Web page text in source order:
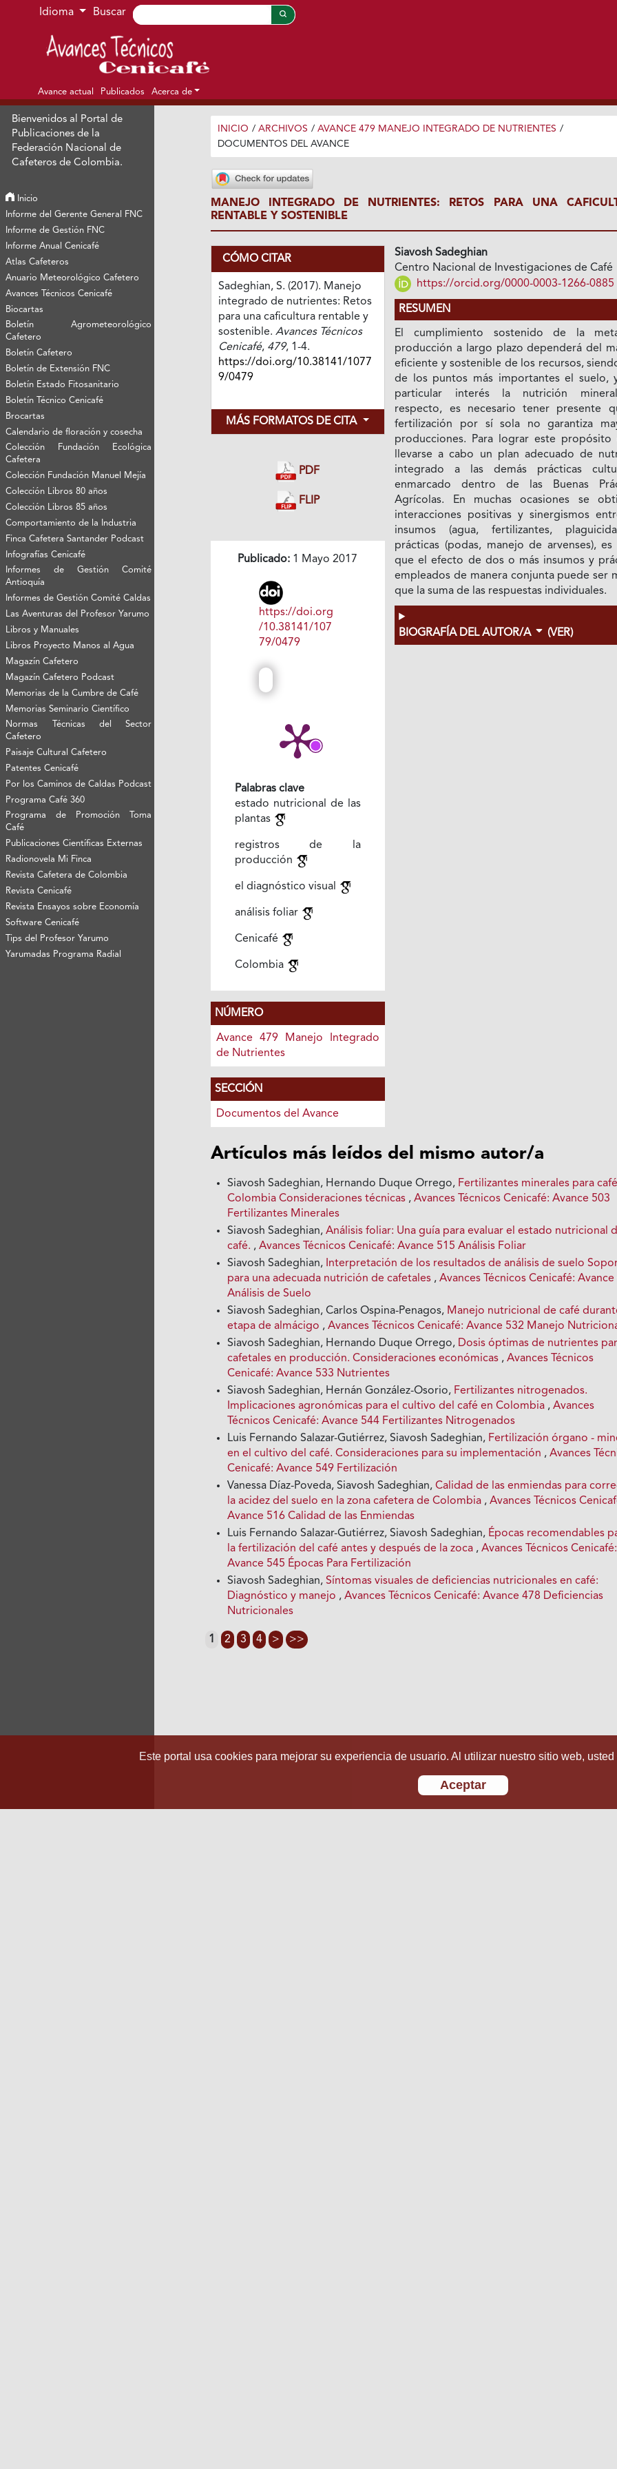
Ir al menú de navegación principal
Ir al contenido principal
Ir al pie de página del sitio
Idioma Buscar
Avance actual Publicados Acerca de
Bienvenidos al Portal de
Publicaciones de la
Federación Nacional de
Cafeteros de Colombia.
Inicio
Informe del Gerente General FNC
Informe de Gestión FNC
Informe Anual Cenicafé
Atlas Cafeteros
Anuario Meteorológico Cafetero
Avances Técnicos Cenicafé
Biocartas
Boletín Agrometeorológico
Cafetero
Boletín Cafetero
Boletín de Extensión FNC
Boletín Estado Fitosanitario
Boletín Técnico Cenicafé
Brocartas
Calendario de floración y cosecha
Colección Fundación Ecológica
Cafetera
Colección Fundación Manuel Mejía
Colección Libros 80 años
Colección Libros 85 años
Comportamiento de la Industria
Finca Cafetera Santander Podcast
Infografías Cenicafé
Informes de Gestión Comité
Antioquía
Informes de Gestión Comité Caldas
Las Aventuras del Profesor Yarumo
Libros y Manuales
Libros Proyecto Manos al Agua
Magazín Cafetero
Magazín Cafetero Podcast
Memorias de la Cumbre de Café
Memorias Seminario Científico
Normas Técnicas del Sector
Cafetero
Paisaje Cultural Cafetero
Patentes Cenicafé
Por los Caminos de Caldas Podcast
Programa Café 360
Programa de Promoción Toma
Café
Publicaciones Científicas Externas
Radionovela Mi Finca
Revista Cafetera de Colombia
Revista Cenicafé
Revista Ensayos sobre Economía
Software Cenicafé
Tips del Profesor Yarumo
Yarumadas Programa Radial
INICIO / ARCHIVOS / AVANCE 479 MANEJO INTEGRADO DE NUTRIENTES /
DOCUMENTOS DEL AVANCE
MANEJO INTEGRADO DE NUTRIENTES: RETOS PARA UNA
RENTABLE Y SOSTENIBLE
CÓMO CITAR
Sadeghian, S. (2017). Manejo
integrado de nutrientes: Retos
para una caficultura rentable y
sostenible. Avances Técnicos
Cenicafé, 479, 1-4.
https://doi.org/10.38141/1077
9/0479
MÁS FORMATOS DE CITA
PDF
FLIP
Publicado: 1 Mayo 2017
https://doi.org
/10.38141/107
79/0479
Palabras clave
estado nutricional de las
plantas
registros de la
producción
el diagnóstico visual
análisis foliar
Cenicafé
Colombia
NÚMERO
Avance 479 Manejo Integrado
de Nutrientes
SECCIÓN
Documentos del Avance
Siavosh Sadeghian
Centro Nacional de Investigaciones de Café
https://orcid.org/0000-0003-1266-0885
RESUMEN
El cumplimiento sostenido de la
producción a largo plazo dependerá del
eficiente y sostenible de los recursos,
de los puntos más importantes el suelo,
particular interés la nutrición
respecto, es necesario tener presente
fertilización por sí sola no garantiza
producciones. Para lograr este propósito
llevarse a cabo un plan adecuado de
integrado a las demás prácticas
enmarcado dentro de las Buenas
Agrícolas. En muchas ocasiones se
interacciones positivas y sinergismos
insumos (agua, fertilizantes,
prácticas (podas, manejo de arvenses), es
que el efecto de dos o más insumos y
empleados de manera conjunta puede ser
que la suma de las respuestas individuales.
BIOGRAFÍA DEL AUTOR/A (VER)
Artículos más leídos del mismo autor/a
Siavosh Sadeghian, Hernando Duque Orrego, Fertilizantes minerales para
Colombia Consideraciones técnicas ,Avances Técnicos Cenicafé: Avance 503
Fertilizantes Minerales
Siavosh Sadeghian,Análisis foliar: Una guía para evaluar el estado nutricional
café. ,Avances Técnicos Cenicafé: Avance 515 Análisis Foliar
Siavosh Sadeghian, Interpretación de los resultados de análisis de suelo
para una adecuada nutrición de cafetales ,Avances Técnicos Cenicafé: Avance
Análisis de Suelo
Siavosh Sadeghian, Carlos Ospina-Penagos, Manejo nutricional de café
etapa de almácigo ,Avances Técnicos Cenicafé: Avance 532 Manejo
Siavosh Sadeghian, Hernando Duque Orrego, Dosis óptimas de nutrientes
cafetales en producción. Consideraciones económicas ,Avances Técnicos
Cenicafé: Avance 533 Nutrientes
Siavosh Sadeghian, Hernán González-Osorio, Fertilizantes nitrogenados.
Implicaciones agronómicas para el cultivo del café en Colombia ,Avances
Técnicos Cenicafé: Avance 544 Fertilizantes Nitrogenados
Luis Fernando Salazar-Gutiérrez, Siavosh Sadeghian, Fertilización órgano -
en el cultivo del café. Consideraciones para su implementación ,Avances
Cenicafé: Avance 549 Fertilización
Vanessa Díaz-Poveda, Siavosh Sadeghian,Calidad de las enmiendas para
la acidez del suelo en la zona cafetera de Colombia ,Avances Técnicos
Avance 516 Calidad de las Enmiendas
Luis Fernando Salazar-Gutiérrez, Siavosh Sadeghian, Épocas recomendables
la fertilización del café antes y después de la zoca ,Avances Técnicos Cenicafé:
Avance 545 Épocas Para Fertilización
Siavosh Sadeghian,Síntomas visuales de deficiencias nutricionales en café:
Diagnóstico y manejo ,Avances Técnicos Cenicafé: Avance 478 Deficiencias
Nutricionales
1 2 3 4 > >>
Este portal usa cookies para mejorar su experiencia de usuario. Al utilizar nuestro sitio web,
Aceptar